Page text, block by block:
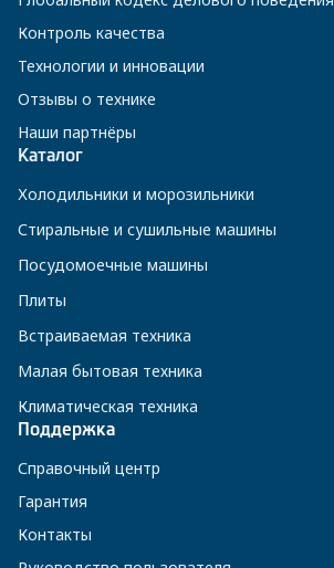
Контроль качества
Технологии и инновации
Отзывы о технике
Наши партнёры
Каталог
Холодильники и морозильники
Стиральные и сушильные машины
Посудомоечные машины
Плиты
Встраиваемая техника
Малая бытовая техника
Климатическая техника
Поддержка
Справочный центр
Гарантия
Контакты